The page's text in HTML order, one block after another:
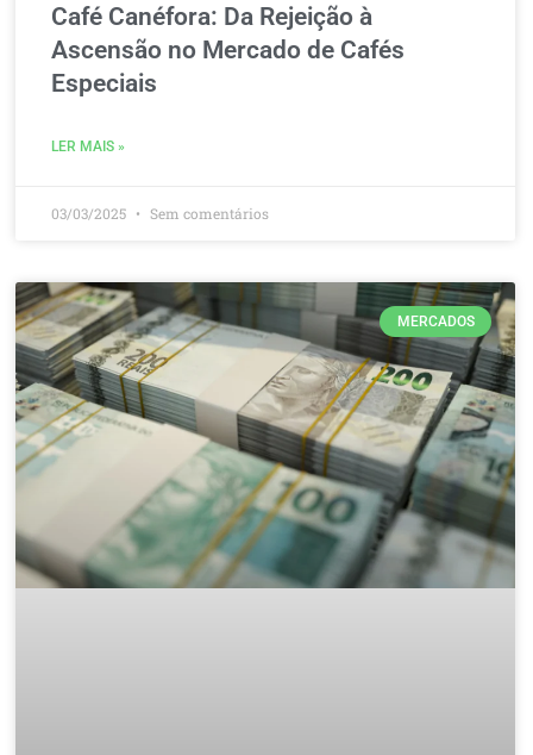
Café Canéfora: Da Rejeição à
Ascensão no Mercado de Cafés
Especiais
LER MAIS »
03/03/2025 Sem comentários
MERCADOS